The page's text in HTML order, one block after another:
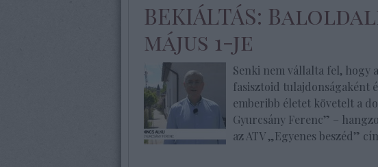
BEKIÁLTÁS:
május 1-je
Senki nem vállalta fel, hogy
fasisztoid tulajdonságaként
emberibb életet követelt a
Gyurcsány Ferenc” –
az ATV „Egyenes beszéd”